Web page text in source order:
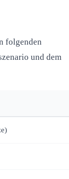
folgenden
und dem